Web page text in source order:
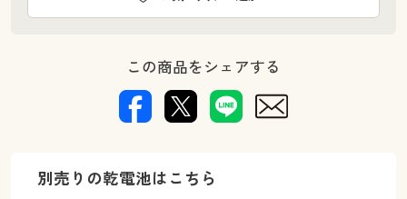
この商品をシェアする
別売りの乾電池はこちら